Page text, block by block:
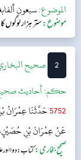
الموضوع:سبعون
موضوع:ستر ہزار
2 ‌‌صحيح
حکم:أحاديث
5752حَدَّثَنَا عِمْرَانُ
عَنْ عِمْرَانَ بْنِ حُصَيْنٍ،
صحیح بخاری:کتاب: دوا اور